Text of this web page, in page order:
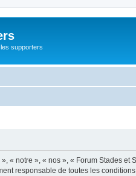
supporters
« notre », « nos », « Forum Stades
responsable de toutes les